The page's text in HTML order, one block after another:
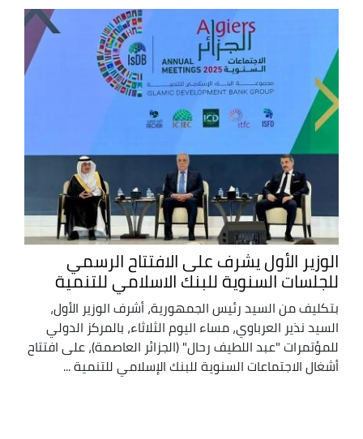
الوزير الأول يشرف على الافتتاح الرسمي
للجلسات السنوية للبنك الاسلامي للتنمية
بتكليف من السيد رئيس الجمهورية، أشرف الوزير الأول،
السيد نذير العرباوي، مساء اليوم الثلاثاء، بالمركز الدولي
للمؤتمرات "عبد اللطيف رحال" (الجزائر العاصمة)، على افتتاح
أشغال الاجتماعات السنوية للبنك الإسلامي للتنمية ...